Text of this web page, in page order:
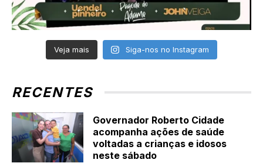
Veja mais Siga-nos no Instagram
RECENTES
Governador Roberto Cidade
acompanha ações de saúde
voltadas a crianças e idosos
neste sábado